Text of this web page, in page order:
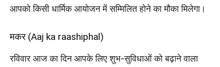
आपको किसी धार्मिक आयोजन में सम्मिलित होने का मौका मिलेगा।
मकर (Aaj ka raashiphal)
रविवार आज का दिन आपके लिए शुभ-सुविधाओं को बढ़ाने वाला